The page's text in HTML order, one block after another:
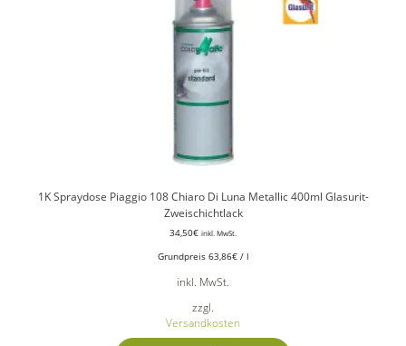
1K Spraydose Piaggio 108 Chiaro Di Luna Metallic 400ml Glasurit-
Zweischichtlack
34,50€ inkl. MwSt.
Grundpreis 63,86€/ l
inkl. MwSt.
zzgl.
Versandkosten